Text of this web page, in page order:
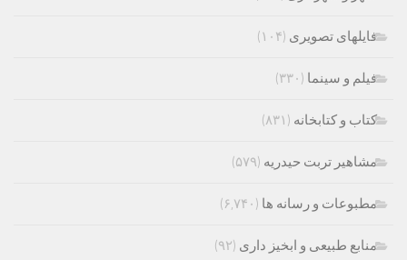
فایلهای تصویری (۱۰۴)
فیلم و سینما (۳۳۰)
کتاب و کتابخانه (۸۳۱)
مشاهیر تربت حیدریه (۵۷۹)
مطبوعات و رسانه ها (۶,۷۴۰)
منابع طبیعی و ابخیز داری (۹۲)